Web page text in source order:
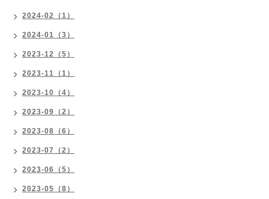
2024-02（1）
2024-01（3）
2023-12（5）
2023-11（1）
2023-10（4）
2023-09（2）
2023-08（6）
2023-07（2）
2023-06（5）
2023-05（8）